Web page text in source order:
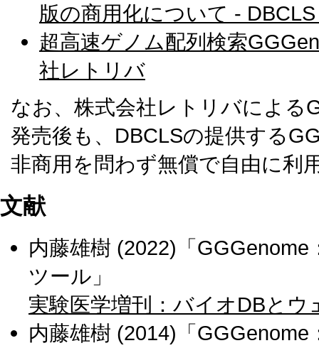
版の商用化について -
超高速ゲノム配列検索
社レトリバ
なお、株式会社レトリバによる
発売後も、DBCLSの提供する
非商用を問わず無償で自由に利
文献
内藤雄樹 (2022)「
ツール」
実験医学増刊：バイオDBとウ
内藤雄樹 (2014)「